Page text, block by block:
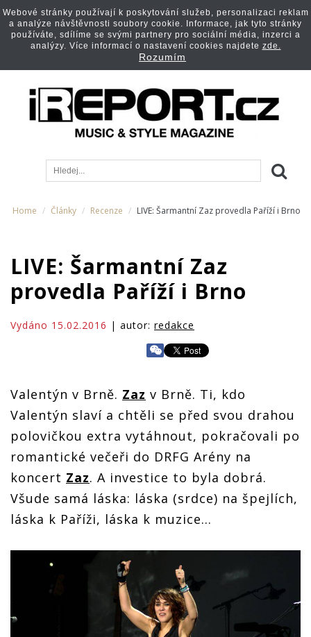
Home Články Recenze LIVE: Šarmantní Zaz provedla Paříží i Brno
LIVE: Šarmantní Zaz
provedla Paříží i Brno
Vydáno 15.02.2016 | autor: redakce
Valentýn v Brně. Zaz v Brně. Ti, kdo
Valentýn slaví a chtěli se před svou drahou
polovičkou extra vytáhnout, pokračovali po
romantické večeři do DRFG Arény na
koncert Zaz. A investice to byla dobrá.
Všude samá láska: láska (srdce) na špejlích,
láska k Paříži, láska k muzice…
Webové stránky používají k poskytování služeb, personalizaci reklam
a analýze návštěvnosti soubory cookie. Informace, jak tyto stránky
používáte, sdílíme se svými partnery pro sociální média, inzerci a
analýzy. Více informací o nastavení cookies najdete zde.
Rozumím